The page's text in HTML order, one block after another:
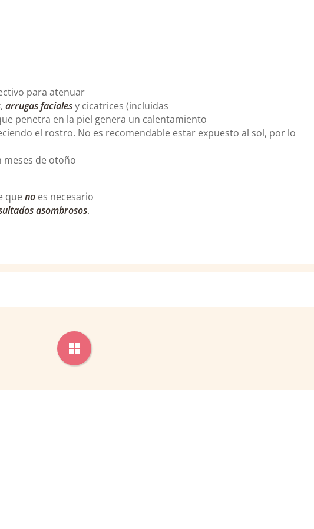
para atenuar
, arrugas facialesy cicatrices (incluidas
penetra en la piel genera un calentamiento
el rostro. No es recomendable estar expuesto al sol, por lo
meses de otoño
queno es necesario
asombrosos.